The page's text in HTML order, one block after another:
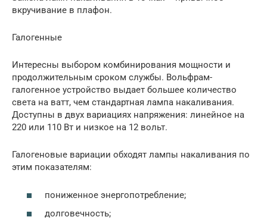
вкручивание в плафон.
Галогенные
Интересны выбором комбинирования мощности и
продолжительным сроком службы. Вольфрам-
галогенное устройство выдает большее количество
света на ватт, чем стандартная лампа накаливания.
Доступны в двух вариациях напряжения: линейное на
220 или 110 Вт и низкое на 12 вольт.
Галогеновые вариации обходят лампы накаливания по
этим показателям:
пониженное энергопотребление;
долговечность;